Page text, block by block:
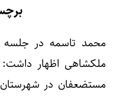
محمد تاسمه در جلسه
ملکشاهی اظهار داشت:
مستضعفان در شهرستان